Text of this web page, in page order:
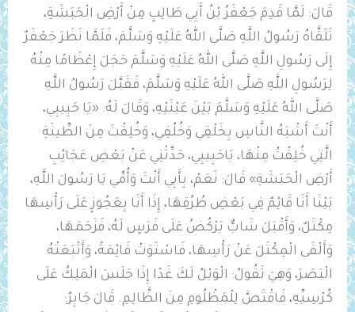
قَالَ: لَمَّا قَدِمَ جَعْفَرُ بْنُ أَبِي طَالِبٍ مِنْ أَرْضِ الْحَبَشَةِ،
تَلَقَّاهُ رَسُولُ اللَّهِ صَلَّى اللهُ عَلَيْهِ وَسَلَّمَ، فَلَمَّا نَظَرَ جَعْفَرٌ
إِلَى رَسُولِ اللَّهِ صَلَّى اللهُ عَلَيْهِ وَسَلَّمَ حَجَلَ إِعْظَامًا مِنْهُ
لِرَسُولِ اللَّهِ صَلَّى اللهُ عَلَيْهِ وَسَلَّمَ، فَقَبَّلَ رَسُولُ اللَّهِ
صَلَّى اللهُ عَلَيْهِ وَسَلَّمَ بَيْنَ عَيْنَيْهِ، وَقَالَ لَهُ: «يَا حَبِيبِي،
أَنْتَ أَشْبَهُ النَّاسِ بِخَلْقِي وَخُلُقِي، وَخُلِقْتَ مِنَ الطِّينَةِ
الَّتِي خُلِقْتُ مِنْهَا، يَاحَبِيبِي، حَدِّثْنِي عَنْ بَعْضِ عَجَائِبِ
أَرْضِ الْحَبَشَةِ» قَالَ: نَعَمْ، بِأَبِي أَنْتَ وَأُمِّي يَا رَسُولَ اللَّهِ،
بَيْنَا أَنَا قَائِمٌ فِي بَعْضِ طُرُقِهَا، إِذَا أَنَا بِعَجُوزٍ عَلَى رَأْسِهَا
مِكْتَلٌ، وَأَقْبَلَ شَابٌّ يَرْكُضُ عَلَى فَرَسٍ لَهُ، فَزَحَمَهَا،
وَأَلْقَى الْمِكْتَلَ عَنْ رَأْسِهَا، فَاسْتَوَتْ قَائِمَةً، وَأَتْبَعَتْهُ
الْبَصَرَ، وَهِيَ تَقُولُ: الْوَيْلُ لَكَ غَدًا إِذَا جَلَسَ ‌الْمَلِكُ ‌عَلَى
‌كُرْسِيِّهِ، فَاقْتَصَّ لِلْمَظْلُومِ مِنَ الظَّالِمِ. قَالَ جَابِرٌ: